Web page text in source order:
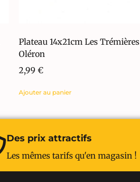
Plateau 14x21cm Les Trémières
Oléron
2,99€
Ajouter au panier
Des prix attractifs
Les mêmes tarifs qu'en magasin !